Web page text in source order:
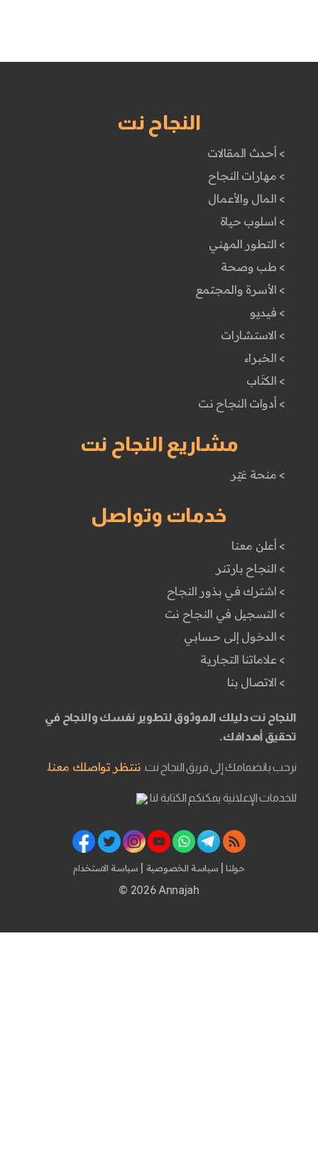
النجاح نت
> أحدث المقالات
> مهارات النجاح
> المال والأعمال
> اسلوب حياة
> التطور المهني
> طب وصحة
> الأسرة والمجتمع
> فيديو
> الاستشارات
> الخبراء
> الكتَاب
> أدوات النجاح نت
مشاريع النجاح نت
> منحة غيّر
خدمات وتواصل
> أعلن معنا
> النجاح بارتنر
> اشترك في بذور النجاح
> التسجيل في النجاح نت
> الدخول إلى حسابي
> علاماتنا التجارية
> الاتصال بنا
النجاح نت دليلك الموثوق لتطوير نفسك والنجاح في
تحقيق أهدافك.
نرحب بانضمامك إلى فريق النجاح نت. ننتظر تواصلك معنا.
للخدمات الإعلانية يمكنكم الكتابة لنا
حولنا | سياسة الخصوصية | سياسة الاستخدام
© 2026 Annajah